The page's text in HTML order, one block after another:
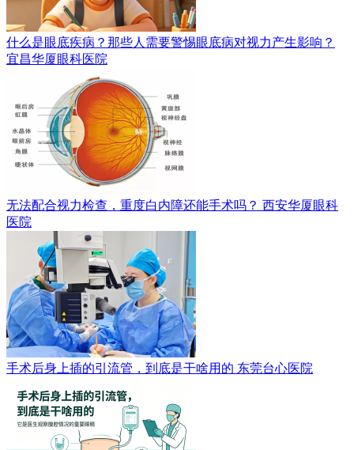
什么是眼底疾病？那些人需要警惕眼底病对视力产生影响？
宜昌华厦眼科医院
无法配合视力检查，重度白内障还能手术吗？ 西安华厦眼科
医院
手术后身上插的引流管，到底是干啥用的 东莞台心医院